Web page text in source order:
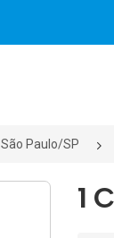
São Paulo/SP
1